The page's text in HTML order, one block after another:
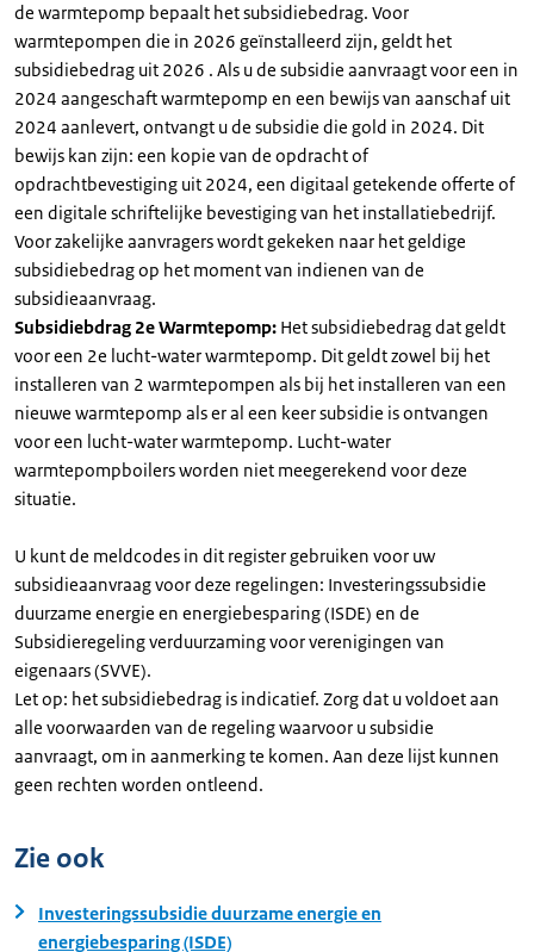
de warmtepomp bepaalt het subsidiebedrag. Voor
warmtepompen die in 2026 geïnstalleerd zijn, geldt het
subsidiebedrag uit 2026 . Als u de subsidie aanvraagt voor een in
2024 aangeschaft warmtepomp en een bewijs van aanschaf uit
2024 aanlevert, ontvangt u de subsidie die gold in 2024. Dit
bewijs kan zijn: een kopie van de opdracht of
opdrachtbevestiging uit 2024, een digitaal getekende offerte of
een digitale schriftelijke bevestiging van het installatiebedrijf.
Voor zakelijke aanvragers wordt gekeken naar het geldige
subsidiebedrag op het moment van indienen van de
subsidieaanvraag.
Subsidiebdrag 2e Warmtepomp: Het subsidiebedrag dat geldt
voor een 2e lucht-water warmtepomp. Dit geldt zowel bij het
installeren van 2 warmtepompen als bij het installeren van een
nieuwe warmtepomp als er al een keer subsidie is ontvangen
voor een lucht-water warmtepomp. Lucht-water
warmtepompboilers worden niet meegerekend voor deze
situatie.
U kunt de meldcodes in dit register gebruiken voor uw
subsidieaanvraag voor deze regelingen: Investeringssubsidie
duurzame energie en energiebesparing (ISDE) en de
Subsidieregeling verduurzaming voor verenigingen van
eigenaars (SVVE).
Let op: het subsidiebedrag is indicatief. Zorg dat u voldoet aan
alle voorwaarden van de regeling waarvoor u subsidie
aanvraagt, om in aanmerking te komen. Aan deze lijst kunnen
geen rechten worden ontleend.
Zie ook
Investeringssubsidie duurzame energie en
energiebesparing (ISDE)